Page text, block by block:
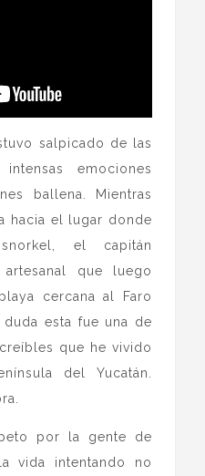
salpicado de las
emociones
ballena. Mientras
hacia el lugar donde
el capitán
que luego
cercana al Faro
esta fue una de
que he vivido
del Yucatán.
por la gente de
vida intentando no